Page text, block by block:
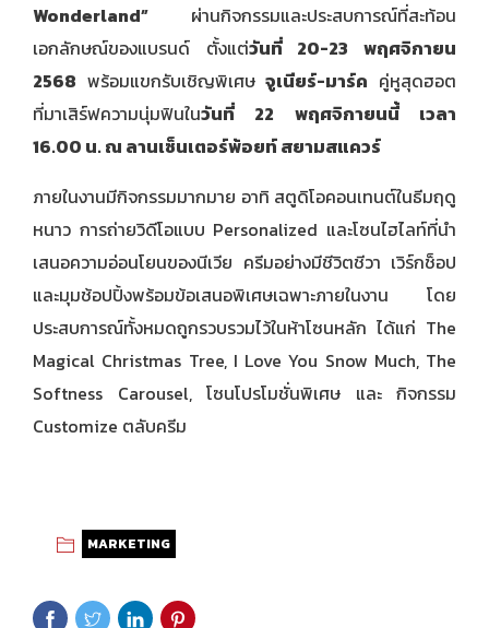
Wonderland” ผ่านกิจกรรมและประสบการณ์ที่สะท้อน
เอกลักษณ์ของแบรนด์ ตั้งแต่วันที่ 20-23 พฤศจิกายน
2568 พร้อมแขกรับเชิญพิเศษจูเนียร์-มาร์ค คู่หูสุดฮอต
ที่มาเสิร์ฟความนุ่มฟินในวันที่ 22 พฤศจิกายนนี้ เวลา
16.00 น. ณ ลานเซ็นเตอร์พ้อยท์ สยามสแควร์
ภายในงานมีกิจกรรมมากมาย อาทิ สตูดิโอคอนเทนต์ในธีมฤดู
หนาว การถ่ายวิดีโอแบบ Personalized และโซนไฮไลท์ที่นำ
เสนอความอ่อนโยนของนีเวีย ครีมอย่างมีชีวิตชีวา เวิร์กช็อป
และมุมช้อปปิ้งพร้อมข้อเสนอพิเศษเฉพาะภายในงาน โดย
ประสบการณ์ทั้งหมดถูกรวบรวมไว้ในห้าโซนหลัก ได้แก่ The
Magical Christmas Tree, I Love You Snow Much, The
Softness Carousel, โซนโปรโมชั่นพิเศษ และ กิจกรรม
Customize ตลับครีม
MARKETING